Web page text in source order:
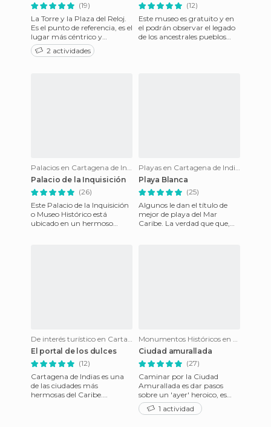
(19)
La Torre y la Plaza del Reloj.
Es el punto de referencia, es el
lugar más céntrico y
emblemático Es la puerta de
entrada a la
2 actividades
(12)
Este museo es gratuito y en
el podrán observar el legado
de los ancestrales pueblos
Palacios en Cartagena de Indias
Palacio de la Inquisición
(26)
Este Palacio de la Inquisición
o Museo Histórico está
ubicado en un hermoso
Playas en Cartagena de Indias
Playa Blanca
(25)
Algunos le dan el título de
mejor de playa del Mar
Caribe. La verdad que que,
De interés turístico en Cartagena de Indias
El portal de los dulces
(12)
Cartagena de Indias es una
de las ciudades más
hermosas del Caribe.
Monumentos Históricos en Cartagena de Indias
Ciudad amurallada
(27)
Caminar por la Ciudad
Amurallada es dar pasos
sobre un 'ayer' heroico, es
sentir, ver, oler y saborear a
Colombia, su gente, sus c
1 actividad